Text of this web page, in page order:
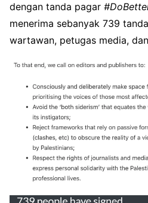
dengan tanda pagar
menerima sebanyak 739
wartawan, petugas media,